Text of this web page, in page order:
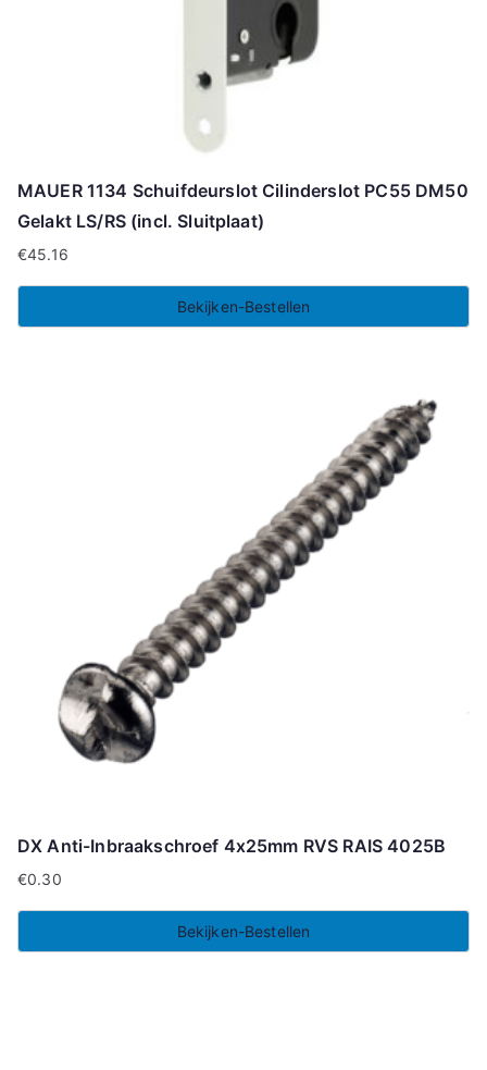
MAUER 1134 Schuifdeurslot Cilinderslot PC55 DM50
Gelakt LS/RS (incl. Sluitplaat)
€45.16
Bekijken-Bestellen
DX Anti-Inbraakschroef 4x25mm RVS RAIS 4025B
€0.30
Bekijken-Bestellen